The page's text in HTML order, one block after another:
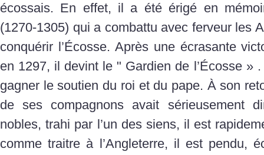
écossais. En effet, il a été érigé en
(1270-1305) qui a combattu avec ferveur les
conquérir l’Écosse. Après une écrasante
en 1297, il devint le " Gardien de l’Écosse »
gagner le soutien du roi et du pape. À son
de ses compagnons avait sérieusement
nobles, trahi par l’un des siens, il est
comme traitre à l’Angleterre, il est pendu,